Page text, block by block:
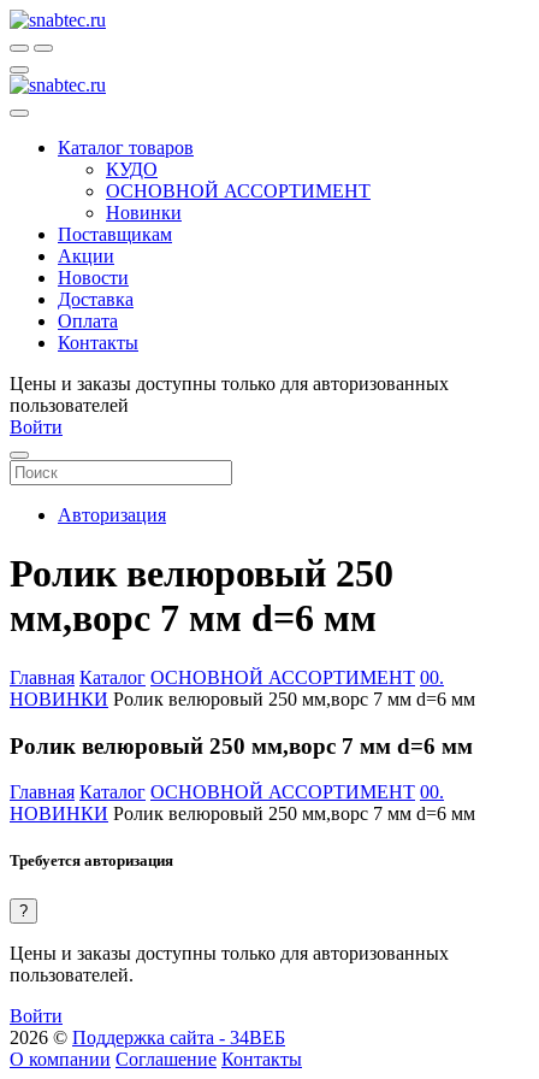
Каталог товаров
КУДО
ОСНОВНОЙ АССОРТИМЕНТ
Новинки
Поставщикам
Акции
Новости
Доставка
Оплата
Контакты
Цены и заказы доступны только для авторизованных
пользователей
Войти
Авторизация
Ролик велюровый 250
мм,ворс 7 мм d=6 мм
Главная Каталог ОСНОВНОЙ АССОРТИМЕНТ 00.
НОВИНКИ Ролик велюровый 250 мм,ворс 7 мм d=6 мм
Ролик велюровый 250 мм,ворс 7 мм d=6 мм
Главная Каталог ОСНОВНОЙ АССОРТИМЕНТ 00.
НОВИНКИ Ролик велюровый 250 мм,ворс 7 мм d=6 мм
Требуется авторизация
?
Цены и заказы доступны только для авторизованных
пользователей.
Войти
2026 © Поддержка сайта - 34ВЕБ
О компании Соглашение Контакты